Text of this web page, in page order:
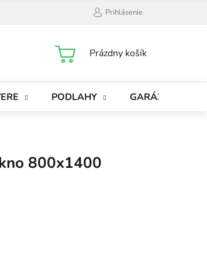
Prihlásenie
NÁKUPNÝ
Prázdny košík
PODLAHY GARÁŽOVÉ
800x1400